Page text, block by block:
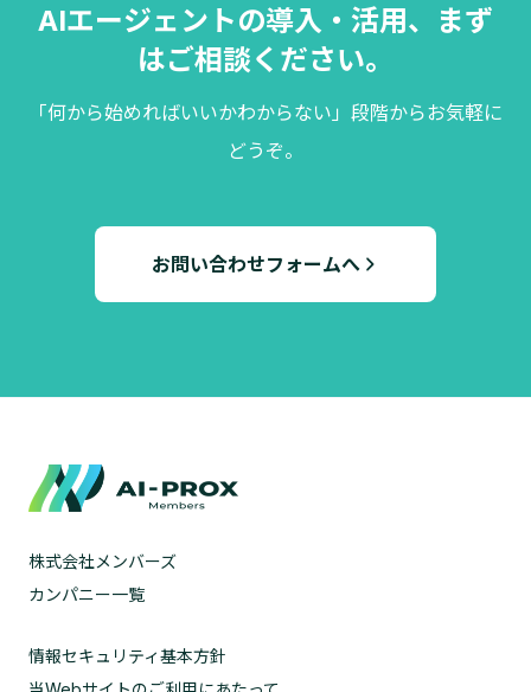
AIエージェントの導入・活用、
まず
はご相談ください。
「何から始めればいいかわからない」段階からお気軽に
どうぞ。
お問い合わせフォームへ
株式会社メンバーズ
カンパニー一覧
情報セキュリティ基本方針